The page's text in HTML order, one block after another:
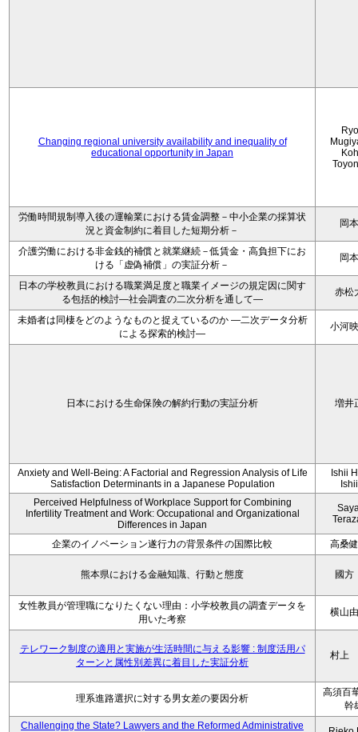
Changing regional university availability and inequality of
educational opportunity in Japan
労働時間規制導入後の運輸業における賃金調整－中小企業の採算状
況と資金制約に着目した短期分析－
岡
介護労働における非金銭的補償と就業継続－低賃金・高負担下にお
ける「虚偽補償」の実証分析－
岡
日本の学校教員における職業満足度と職業イメージの規定因に関す
る包括的検討―社会調査の二次分析を通して―
赤松
未婚者は同棲をどのようなものと捉えているのか —二次データ分析
による探索的検討—
小河
日本における生命保険の解約行動の実証分析 増井
Anxiety and Well-Being: A Factorial and Regression Analysis of Life
Satisfaction Determinants in a Japanese Population
Ishii
Perceived Helpfulness of Workplace Support for Combining
Infertility Treatment and Work: Occupational and Organizational
Differences in Japan
企業のイノベーション遂行力の背景条件の国際比較 高桑
熊本県における金融知識、行動と態度 國
女性教員が管理職になりたくない理由：小学校教員の調査データを
用いた考察
横山
テレワーク制度の適用と実施が生活時間に与える影響 : 制度活用パ
ターンと属性別差異に着目した実証分析
村上
理系進路選択に対する男女差の要因分析
高須百
幹
Challenging the State? Lawyers and the Reformed Administrative